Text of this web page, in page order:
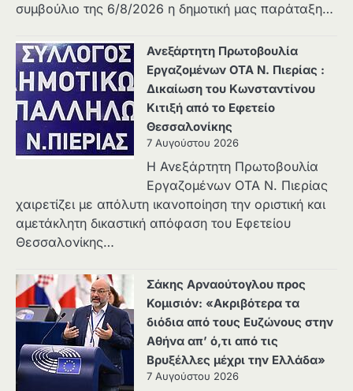
συμβούλιο της 6/8/2026 η δημοτική μας παράταξη…
Ανεξάρτητη Πρωτοβουλία
Εργαζομένων ΟΤΑ Ν. Πιερίας :
Δικαίωση του Κωνσταντίνου
Κιτιξή από το Εφετείο
Θεσσαλονίκης
7 Αυγούστου 2026
Η Ανεξάρτητη Πρωτοβουλία
Εργαζομένων ΟΤΑ Ν. Πιερίας
χαιρετίζει με απόλυτη ικανοποίηση την οριστική και
αμετάκλητη δικαστική απόφαση του Εφετείου
Θεσσαλονίκης…
Σάκης Αρναούτογλου προς
Κομισιόν: «Ακριβότερα τα
διόδια από τους Ευζώνους στην
Αθήνα απ’ ό,τι από τις
Βρυξέλλες μέχρι την Ελλάδα»
7 Αυγούστου 2026